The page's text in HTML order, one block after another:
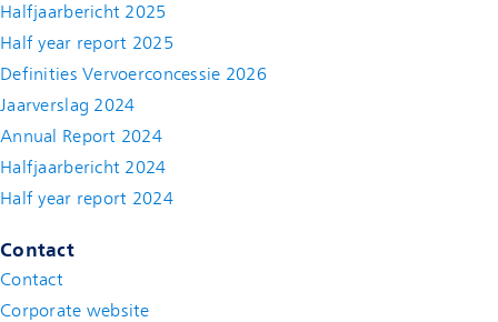
Halfjaarbericht 2025
Half year report 2025
Definities Vervoerconcessie 2026
Jaarverslag 2024
Annual Report 2024
Halfjaarbericht 2024
Half year report 2024(new window)
Contact
Contact
Corporate website